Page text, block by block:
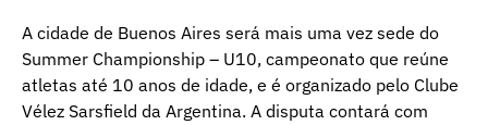
A cidade de Buenos Aires será mais uma vez sede do
Summer Championship – U10, campeonato que reúne
atletas até 10 anos de idade, e é organizado pelo Clube
Vélez Sarsfield da Argentina. A disputa contará com